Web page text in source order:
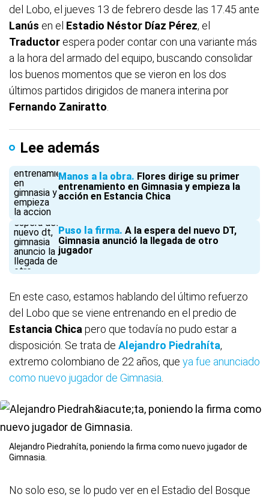
del Lobo, el jueves 13 de febrero desde las 17.45 ante
Lanús en el Estadio Néstor Díaz Pérez, el
Traductor espera poder contar con una variante más
a la hora del armado del equipo, buscando consolidar
los buenos momentos que se vieron en los dos
últimos partidos dirigidos de manera interina por
Fernando Zaniratto
Lee además
Manos a la obra Flores dirige su primer
entrenamiento en Gimnasia y empieza la
acción en Estancia Chica
Puso la firma A la espera del nuevo DT,
Gimnasia anunció la llegada de otro
jugador
En este caso, estamos hablando del último refuerzo
del Lobo que se viene entrenando en el predio de
Estancia Chica pero que todavía no pudo estar a
disposición. Se trata de Alejandro Piedrahíta,
extremo colombiano de 22 años, que ya fue anunciado
como nuevo jugador de Gimnasia
Alejandro Piedrahíta, poniendo la firma como nuevo jugador de
Gimnasia.
No solo eso, se lo pudo ver en el Estadio del Bosque